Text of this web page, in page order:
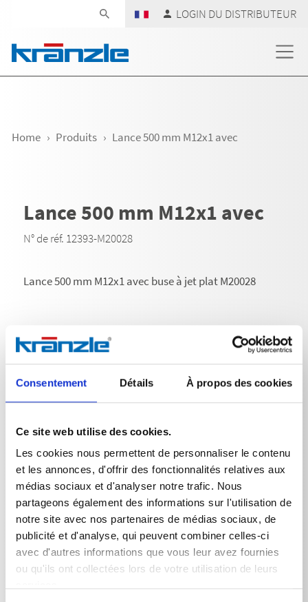
Consentement Détails À propos des cookies
Ce site web utilise des cookies.
Les cookies nous permettent de personnaliser le contenu
et les annonces, d'offrir des fonctionnalités relatives aux
médias sociaux et d'analyser notre trafic. Nous
partageons également des informations sur l'utilisation de
notre site avec nos partenaires de médias sociaux, de
publicité et d'analyse, qui peuvent combiner celles-ci
avec d'autres informations que vous leur avez fournies
ou qu'ils ont collectées lors de votre utilisation de leurs
LOGIN DU DISTRIBUTEUR
Home Produits Lance 500 mm M12x1 avec
Lance 500 mm M12x1 avec
N° de réf. 12393-M20028
Lance 500 mm M12x1 avec buse à jet plat M20028
Données techniques
DONNÉES TECHNIQUES
Poids
Lance 500 mm M12x1 avec
0,328kg